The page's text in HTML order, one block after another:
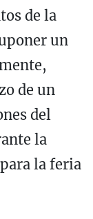
de la
un
de un
del
la
la feria